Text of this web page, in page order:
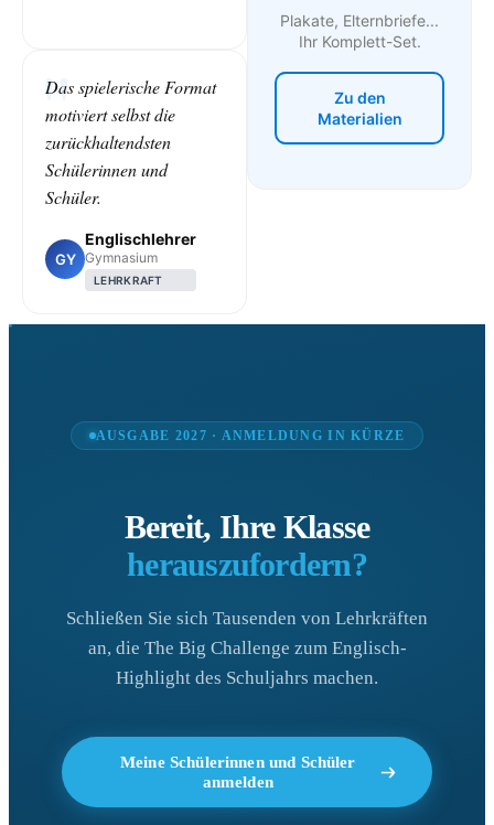
Das spielerische Format
motiviert selbst die
zurückhaltendsten
Schülerinnen und
Schüler.
GY
Englischlehrer
Gymnasium
LEHRKRAFT
Plakate, Elternbriefe...
Ihr Komplett-Set.
Zu den
Materialien
AUSGABE 2027 · ANMELDUNG IN KÜRZE
Bereit, Ihre Klasse
herauszufordern?
Schließen Sie sich Tausenden von Lehrkräften
an, die The Big Challenge zum Englisch-
Highlight des Schuljahrs machen.
Meine Schülerinnen und Schüler
anmelden